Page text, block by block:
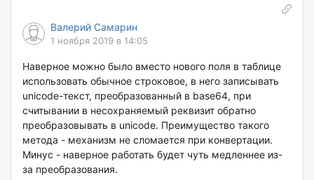
Валерий Самарин
1 ноября 2019 в 14:05
Наверное можно было вместо нового поля в таблице
использовать обычное строковое, в него записывать
unicode-текст, преобразованный в base64, при
считывании в несохраняемый реквизит обратно
преобразовывать в unicode. Преимущество такого
метода - механизм не сломается при конвертации.
Минус - наверное работать будет чуть медленнее из-
за преобразования.